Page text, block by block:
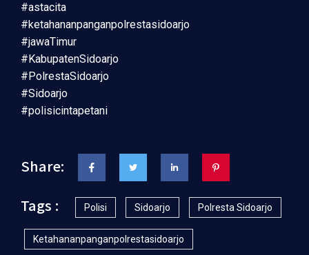
#astacita
#ketahananpanganpolrestasidoarjo
#jawaTimur
#KabupatenSidoarjo
#PolrestaSidoarjo
#Sidoarjo
#polisicintapetani
Share:
Tags :
Polisi Sidoarjo Polresta Sidoarjo
Ketahananpanganpolrestasidoarjo